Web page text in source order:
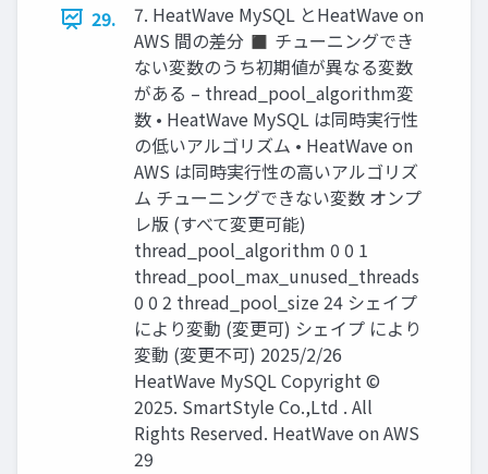
29.
7. HeatWave MySQL とHeatWave on
AWS 間の差分 ◼ チューニングでき
ない変数のうち初期値が異なる変数
がある – thread_pool_algorithm変
数 • HeatWave MySQL は同時実行性
の低いアルゴリズム • HeatWave on
AWS は同時実行性の高いアルゴリズ
ム チューニングできない変数 オンプ
レ版 (すべて変更可能)
thread_pool_algorithm 0 0 1
thread_pool_max_unused_threads
0 0 2 thread_pool_size 24 シェイプ
により変動 (変更可) シェイプ により
変動 (変更不可) 2025/2/26
HeatWave MySQL Copyright ©
2025. SmartStyle Co.,Ltd . All
Rights Reserved. HeatWave on AWS
29